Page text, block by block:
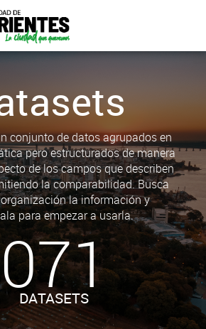
conjunto de datos agrupados en
pero estructurados de manera
de los campos que describen
la comparabilidad. Busca
la información y
para empezar a usarla.
071
DATASETS